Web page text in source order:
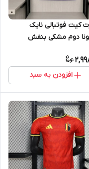
کیت فوتبالی نایک
دوم مشکی بنفش
افزودن به سبد